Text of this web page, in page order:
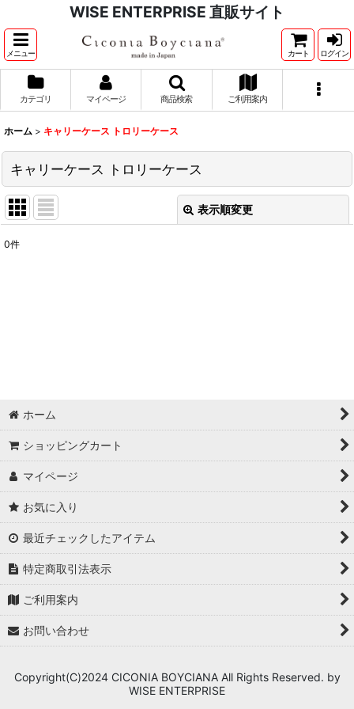
WISE ENTERPRISE 直販サイト
メニュー カート ログイン
カテゴリ マイページ 商品検索 ご利用案内
ホーム > キャリーケース トロリーケース
キャリーケース トロリーケース
表示順変更
0件
ホーム
ショッピングカート
マイページ
お気に入り
最近チェックしたアイテム
特定商取引法表示
ご利用案内
お問い合わせ
Copyright(C)2024 CICONIA BOYCIANA All Rights Reserved. by
WISE ENTERPRISE